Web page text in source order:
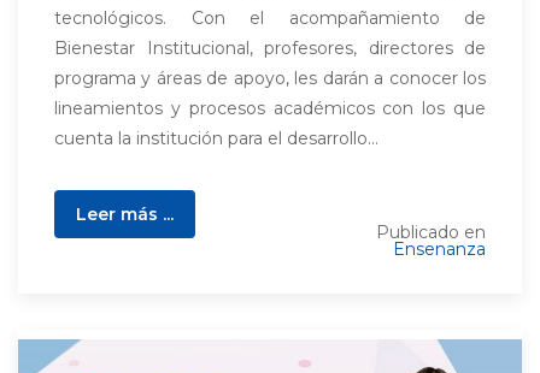
tecnológicos. Con el acompañamiento de
Bienestar Institucional, profesores, directores de
programa y áreas de apoyo, les darán a conocer los
lineamientos y procesos académicos con los que
cuenta la institución para el desarrollo...
Leer más ...
Publicado en
Ensenanza